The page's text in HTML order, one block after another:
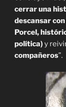
cerrar una
descansar
Porcel,
política)y
compañeros”.